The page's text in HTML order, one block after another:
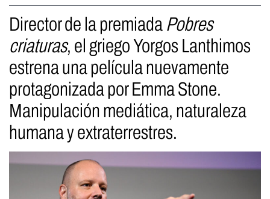
Director de la premiada Pobres
criaturas, el griego Yorgos Lanthimos
estrena una película nuevamente
protagonizada por Emma Stone.
Manipulación mediática, naturaleza
humana y extraterrestres.